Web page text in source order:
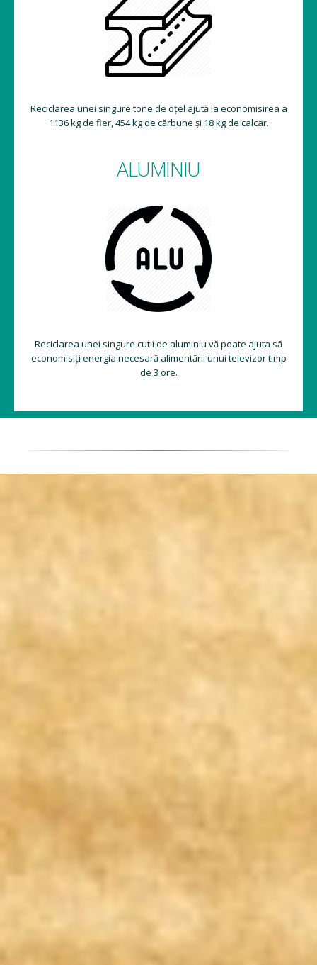
Reciclarea unei singure tone de oțel ajută la economisirea a
1136 kg de fier, 454 kg de cărbune și 18 kg de calcar.
ALUMINIU
Reciclarea unei singure cutii de aluminiu vă poate ajuta să
economisiți energia necesară alimentării unui televizor timp
de 3 ore.